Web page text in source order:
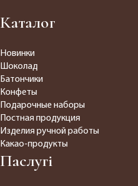
Каталог
Новинки
Шоколад
Батончики
Конфеты
Подарочные наборы
Постная продукция
Изделия ручной работы
Какао-продукты
Паслугі